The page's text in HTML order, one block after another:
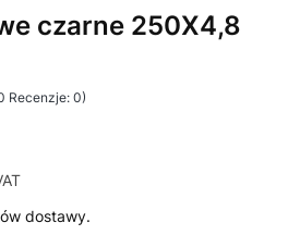
czarne 250X4,8
Recenzje: 0)
dostawy.